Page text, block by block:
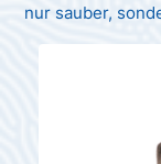
nur sauber,